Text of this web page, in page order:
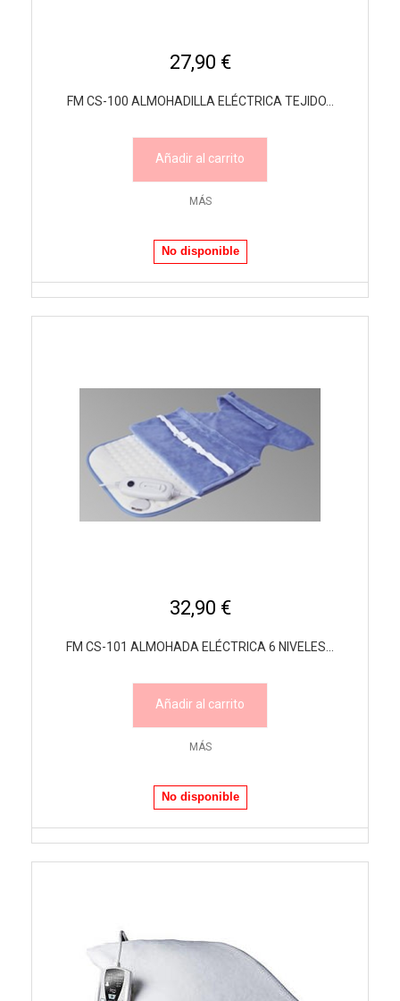
27,90 €
FM CS-100 ALMOHADILLA ELÉCTRICA TEJIDO...
Añadir al carrito
MÁS
No disponible
32,90 €
FM CS-101 ALMOHADA ELÉCTRICA 6 NIVELES...
Añadir al carrito
MÁS
No disponible